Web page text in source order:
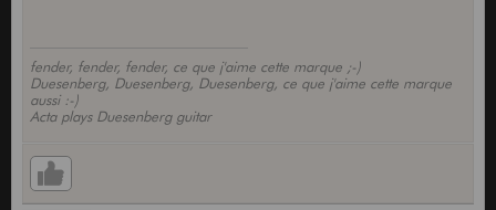
fender, fender, fender, ce que j'aime cette marque ;-)
Duesenberg, Duesenberg, Duesenberg, ce que j'aime cette marque
aussi :-)
Acta plays Duesenberg guitar